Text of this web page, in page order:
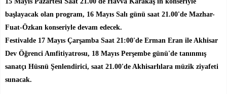
başlayacak olan program, 16 Mayıs Salı günü saat 21.00'de Mazhar-
Fuat-Özkan konseriyle devam edecek.
Festivalde 17 Mayıs Çarşamba Saat 21:00'de Erman Eran ile Akhisar
Dev Öğrenci Amfitiyatrosu, 18 Mayıs Perşembe günü'de tanınmış
sanatçı Hüsnü Şenlendirici, saat 21.00'de Akhisarlılara müzik ziyafeti
sunacak.